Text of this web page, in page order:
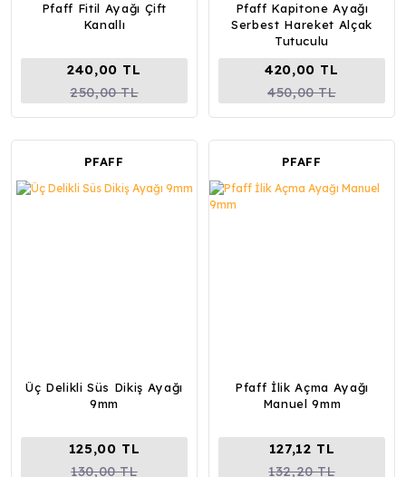
Pfaff Fitil Ayağı Çift
Kanallı
240,00 TL
250,00 TL
Pfaff Kapitone Ayağı
Serbest Hareket Alçak
Tutuculu
420,00 TL
450,00 TL
PFAFF
Üç Delikli Süs Dikiş Ayağı
9mm
125,00 TL
130,00 TL
PFAFF
Pfaff İlik Açma Ayağı
Manuel 9mm
127,12 TL
132,20 TL